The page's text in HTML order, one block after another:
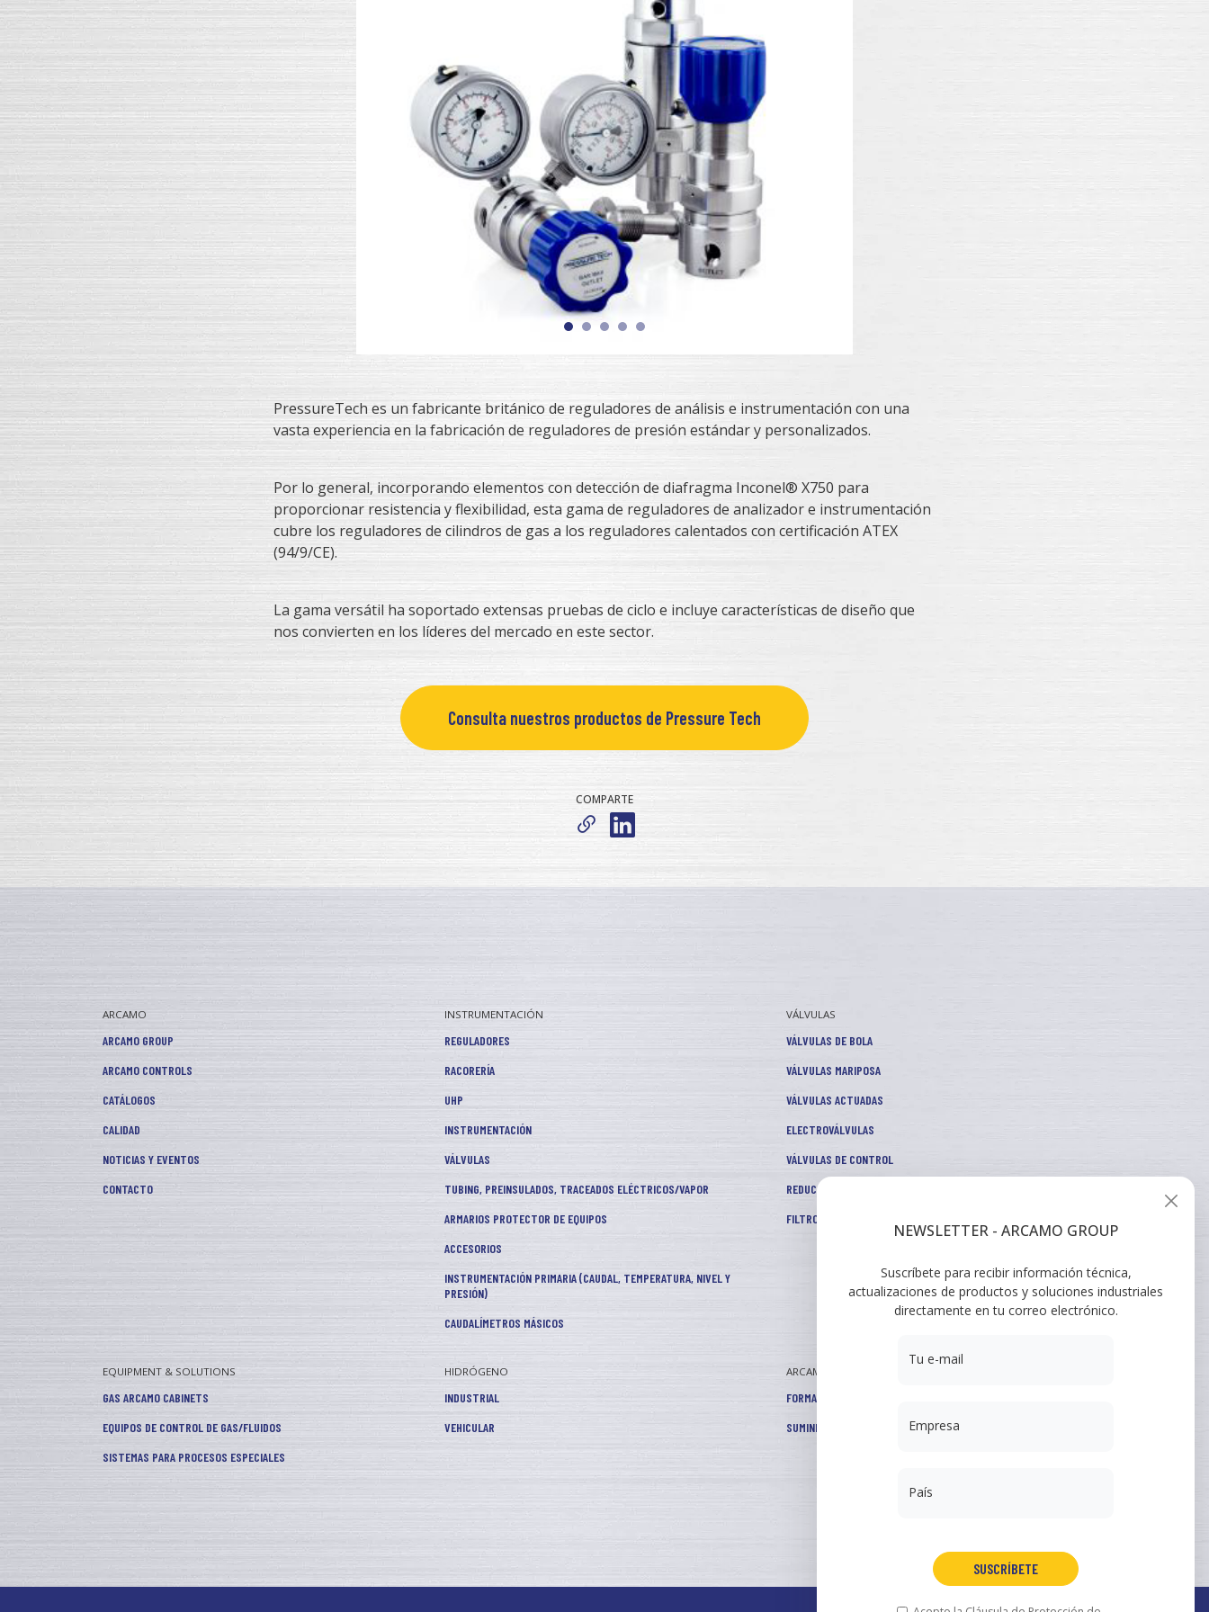
PressureTech es un fabricante británico de reguladores de análisis e instrumentación con una
vasta experiencia en la fabricación de reguladores de presión estándar y personalizados.
Por lo general, incorporando elementos con detección de diafragma Inconel® X750 para
proporcionar resistencia y flexibilidad, esta gama de reguladores de analizador e instrumentación
cubre los reguladores de cilindros de gas a los reguladores calentados con certificación ATEX
(94/9/CE).
La gama versátil ha soportado extensas pruebas de ciclo e incluye características de diseño que
nos convierten en los líderes del mercado en este sector.
Consulta nuestros productos de Pressure Tech
COMPARTE
ARCAMO
ARCAMO GROUP
ARCAMO CONTROLS
CATÁLOGOS
CALIDAD
NOTICIAS Y EVENTOS
CONTACTO
INSTRUMENTACIÓN
REGULADORES
RACORERÍA
UHP
INSTRUMENTACIÓN
VÁLVULAS
TUBING, PREINSULADOS, TRACEADOS ELÉCTRICOS/VAPOR
ARMARIOS PROTECTOR DE EQUIPOS
ACCESORIOS
INSTRUMENTACIÓN PRIMARIA (CAUDAL, TEMPERATURA, NIVEL Y
PRESIÓN)
CAUDALÍMETROS MÁSICOS
VÁLVULAS
VÁLVULAS DE BOLA
VÁLVULAS MARIPOSA
VÁLVULAS ACTUADAS
ELECTROVÁLVULAS
VÁLVULAS DE CONTROL
REDUCTORES DE PRESIÓN
FILTROS Y ACCESORIOS
EQUIPMENT & SOLUTIONS
GAS ARCAMO CABINETS
EQUIPOS DE CONTROL DE GAS/FLUIDOS
SISTEMAS PARA PROCESOS ESPECIALES
HIDRÓGENO
INDUSTRIAL
VEHICULAR
ARCAMO
FORMACIONES
SUMINISTRO A INGENIERÍA
NEWSLETTER - ARCAMO GROUP
Suscríbete para recibir información técnica,
actualizaciones de productos y soluciones industriales
directamente en tu correo electrónico.
Tu e-mail
Empresa
País
SUSCRÍBETE